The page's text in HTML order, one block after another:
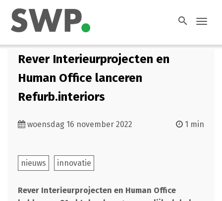
search
Rever Interieurprojecten en
Human Office lanceren
Refurb.interiors
woensdag 16 november 2022 1 min
nieuws innovatie
Rever Interieurprojecten en Human Office